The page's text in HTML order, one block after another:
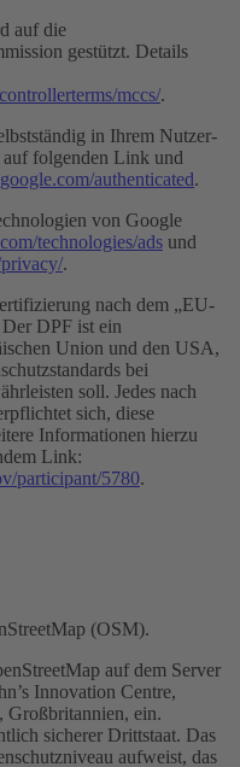
auf die
gestützt. Details
mccs/.
in Ihrem Nutzer-
folgenden Link und
authenticated.
von Google
technologies/ads und
.
nach dem „EU-
DPF ist ein
Union und den USA,
bei
soll. Jedes nach
sich, diese
Informationen hierzu
Link:
participant/5780.
(OSM).
auf dem Server
Innovation Centre,
ein.
sicherer Drittstaat. Das
aufweist, das